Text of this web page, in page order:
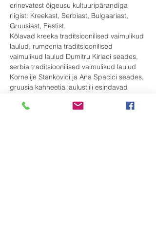
erinevatest õigeusu kultuuripärandiga
riigist: Kreekast, Serbiast, Bulgaariast,
Gruusiast, Eestist.
Kõlavad kreeka traditsioonilised vaimulikud
laulud, rumeenia traditsioonilised
vaimulikud laulud Dumitru Kiriaci seades,
serbia traditsioonilised vaimulikud laulud
Kornelije Stankovici ja Ana Spacici seades,
gruusia kahheetia laulustiili esindavad
mitmehäälsus, vaimulikud laulud munk-